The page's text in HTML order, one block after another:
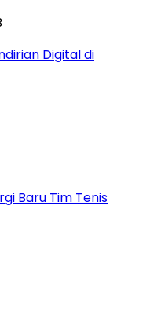
Digital di
Baru Tim Tenis